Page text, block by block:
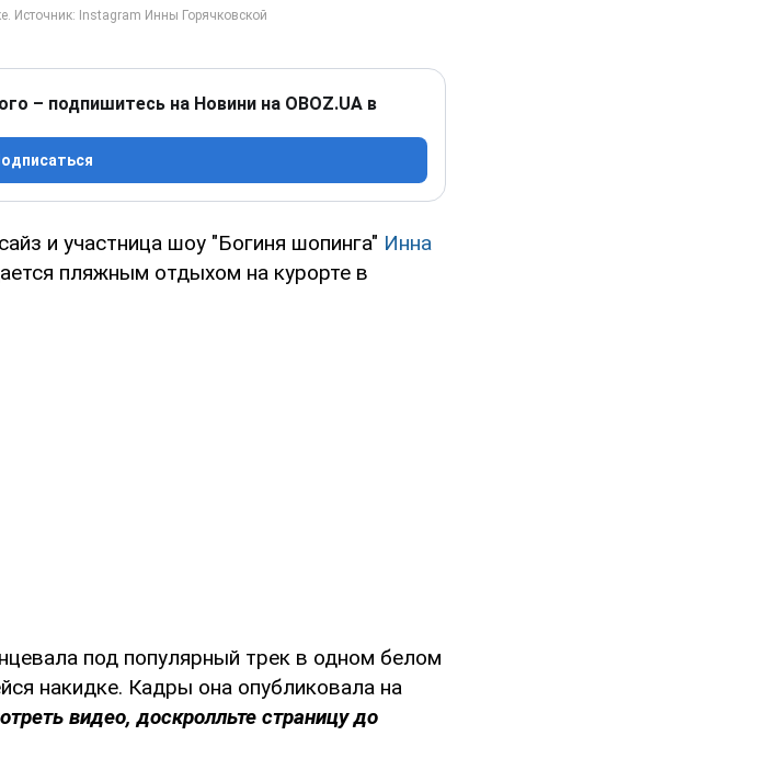
– подпишитесь на Новини на OBOZ.UA в
и участница шоу "Богиня шопинга" Инна
пляжным отдыхом на курорте в
под популярный трек в одном белом
накидке. Кадры она опубликовала на
видео, доскролльте страницу до